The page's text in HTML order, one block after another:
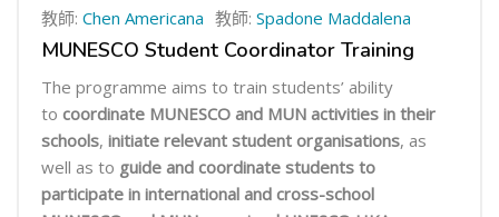
教師: Chen Americana 教師: Spadone Maddalena
MUNESCO Student Coordinator Training
The programme aims to train students’ ability
to coordinate MUNESCO and MUN activities in their
schools, initiate relevant student organisations, as
well as to guide and coordinate students to
participate in international and cross-school